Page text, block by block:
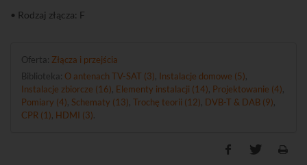
• Rodzaj złącza: F
Oferta: Złącza i przejścia
Biblioteka: O antenach TV-SAT (3) Instalacje domowe (5)
Instalacje zbiorcze (16) Elementy instalacji (14) Projektowanie (4)
Pomiary (4) Schematy (13) Trochę teorii (12) DVB-T & DAB (9)
CPR (1) HDMI (3)